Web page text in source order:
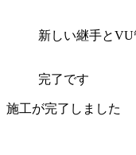
新しい継手と
完了です
施工が完了しました